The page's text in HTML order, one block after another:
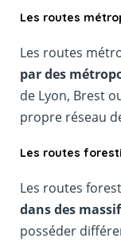
Les routes
Les routes
par des
de Lyon, Brest
propre réseau
Les routes
Les routes
dans des
posséder